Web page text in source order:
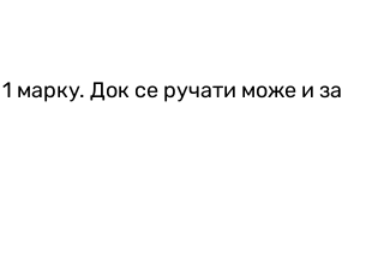
марку. Док се ручати може и за